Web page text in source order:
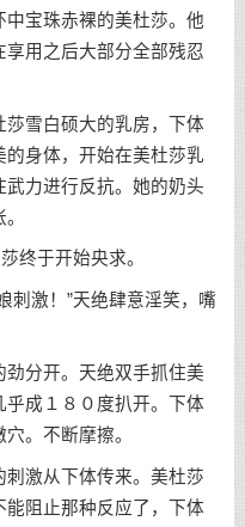
宝珠赤裸的美杜莎。他
用之后大部分全部残忍
雪白硕大的乳房，下体
身体，开始在美杜莎乳
力进行反抗。她的奶头
终于开始央求。
刺激！”天绝肆意淫笑，嘴
分开。天绝双手抓住美
成１８０度扒开。下体
。不断摩擦。
激从下体传来。美杜莎
能阻止那种反应了，下体